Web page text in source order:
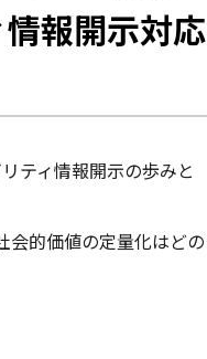
報開示対応
ティ情報開示の歩みと
会的価値の定量化はどの